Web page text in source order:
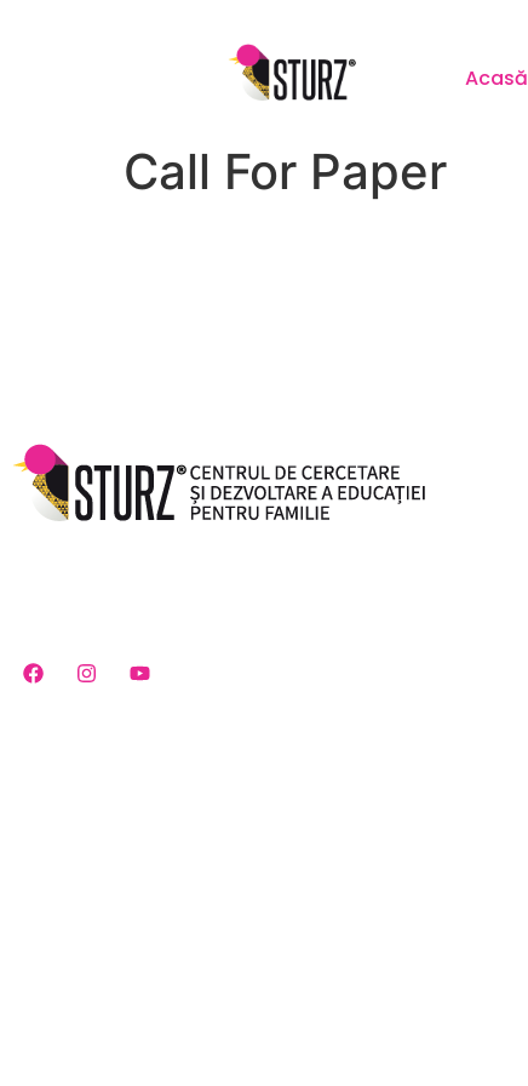
Acasă
Call For Paper